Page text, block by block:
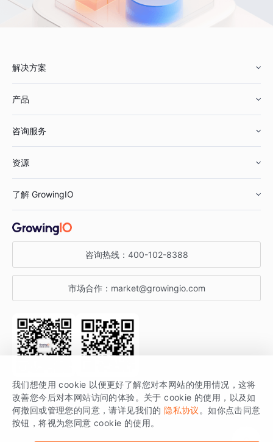
解决方案
鞋服行业
汽车行业
金融行业
产品
智能运营
获客分析
咨询服务
资源
增长公开课
增长博客
开发者文档
SDK 文档
场景指南
了解 GrowingIO
关于 GrowingIO
增长大会
行业活动
咨询热线： 400-102-8388
市场合作： market@growingio.com
关注公众号 获取更多干货
GrowingIO 是专注于数据智能分析与增长的品牌，核心平台为 GrowingIO
分析云。
我们想使用 cookie 以便更好了解您对本网站的使用情况，这将
改善您今后对本网站访问的体验。关于 cookie 的使用，以及如
何撤回或管理您的同意，请详见我们的 隐私协议 。如你点击同意
按钮，将视为您同意 cookie 的使用。